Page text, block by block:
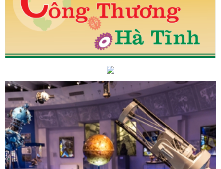
diễn ra thành công tốt đẹp
Các ngày cận kề
hàng hóa khá sôi động, giá cả mặt hàng thiết yếu
lớn.
Những chính sách mới nổi bật có hiệu
– xử lý kịp thời: Hiệu quả bước đầu của i-Hà Tĩnh
đua năm 2025 tại Hội nghị tổng kết công tác thi
Hà Tĩnh ban hành
Trải thảm đỏ thu hút dự án chất lượng cao, thúc
Hồ Chí Minh thị trường tiềm năng, cơ hội lớn để
mở rộng thị trường thụ hàng hóa
kỷ niệm 120 năm Ngày sinh Tổng Bí thư Hà Huy
chính quyền số, hướng tới đô thị thông minh trong
xuất đầu tư và thương mại TAAD Hà Tĩnh: Nhiều
người lao động
Hà Tĩnh tập trung triển khai chủ
Số hóa phản ánh hiện trường nâng cao hiệu quả
Công Thương kiểm tra, giám sát việc thực hiện
Nhiệt điện Vũng Áng 1
Bộ Công Thương tổ
Nghị định số 45/2012/NĐ-CP của Chính phủ về
Kế hoạch phát triển hạ tầng số đến năm 2025,
tỉnh Hà Tĩnh
Thông báo Về việc tiếp nhận,